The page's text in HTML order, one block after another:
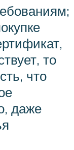
то
что
даже